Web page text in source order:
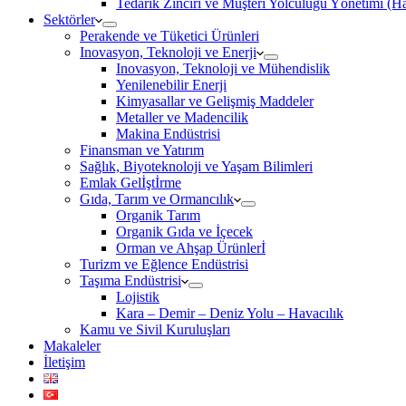
Tedarik Zinciri ve Müşteri Yolculuğu Yönetimi
Sektörler
Perakende ve Tüketici Ürünleri
Inovasyon, Teknoloji ve Enerji
Inovasyon, Teknoloji ve Mühendislik
Yenilenebilir Enerji
Kimyasallar ve Gelişmiş Maddeler
Metaller ve Madencilik
Makina Endüstrisi
Finansman ve Yatırım
Sağlık, Biyoteknoloji ve Yaşam Bilimleri
Emlak Gelİştİrme
Gıda, Tarım ve Ormancılık
Organik Tarım
Organik Gıda ve İçecek
Orman ve Ahşap Ürünlerİ
Turizm ve Eğlence Endüstrisi
Taşıma Endüstrisi
Lojistik
Kara – Demir – Deniz Yolu – Havacılık
Kamu ve Sivil Kuruluşları
Makaleler
İletişim